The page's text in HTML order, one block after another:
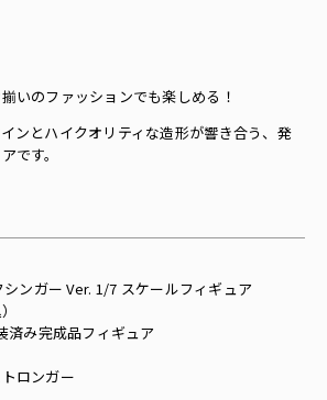
いのファッションでも楽しめる！
ンとハイクオリティな造形が響き合う、発
です。
シンガー Ver. 1/7 スケールフィギュア
済み完成品フィギュア
ロンガー